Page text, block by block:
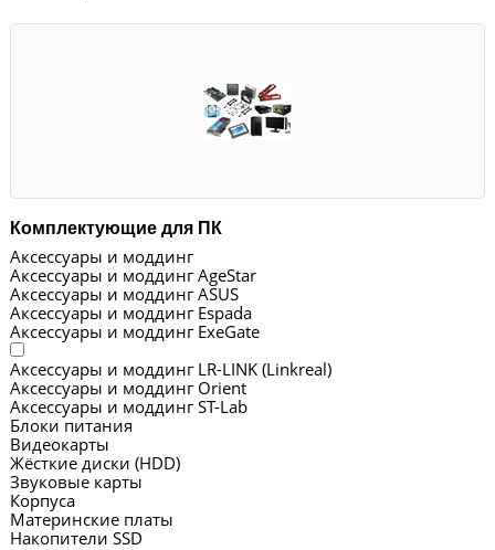
Комплектующие для ПК
Аксессуары и моддинг
Аксессуары и моддинг AgeStar
Аксессуары и моддинг ASUS
Аксессуары и моддинг Espada
Аксессуары и моддинг ExeGate
Аксессуары и моддинг LR-LINK (Linkreal)
Аксессуары и моддинг Orient
Аксессуары и моддинг ST-Lab
Блоки питания
Видеокарты
Жёсткие диски (HDD)
Звуковые карты
Корпуса
Материнские платы
Накопители SSD